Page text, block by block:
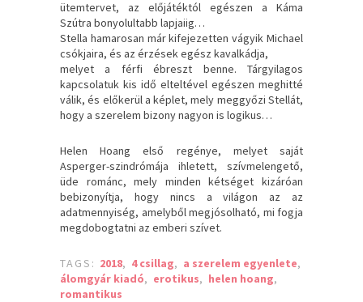
ütemtervet, az előjátéktól egészen a Káma
Szútra bonyolultabb lapjaiig…
Stella hamarosan már kifejezetten vágyik Michael
csókjaira, és az érzések egész kavalkádja,
melyet a férfi ébreszt benne. Tárgyilagos
kapcsolatuk kis idő elteltével egészen meghitté
válik, és előkerül a képlet, mely meggyőzi Stellát,
hogy a szerelem bizony nagyon is logikus…
Helen Hoang első regénye, melyet saját
Asperger-szindrómája ihletett, szívmelengető,
üde románc, mely minden kétséget kizáróan
bebizonyítja, hogy nincs a világon az az
adatmennyiség, amelyből megjósolható, mi fogja
megdobogtatni az emberi szívet.
TAGS: 2018, 4 csillag, a szerelem egyenlete,
álomgyár kiadó, erotikus, helen hoang,
romantikus